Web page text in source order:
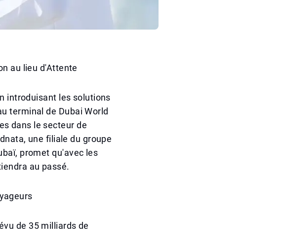
au lieu d'Attente
introduisant les solutions
terminal de Dubai World
dans le secteur de
une filiale du groupe
promet qu'avec les
au passé.
de 35 milliards de